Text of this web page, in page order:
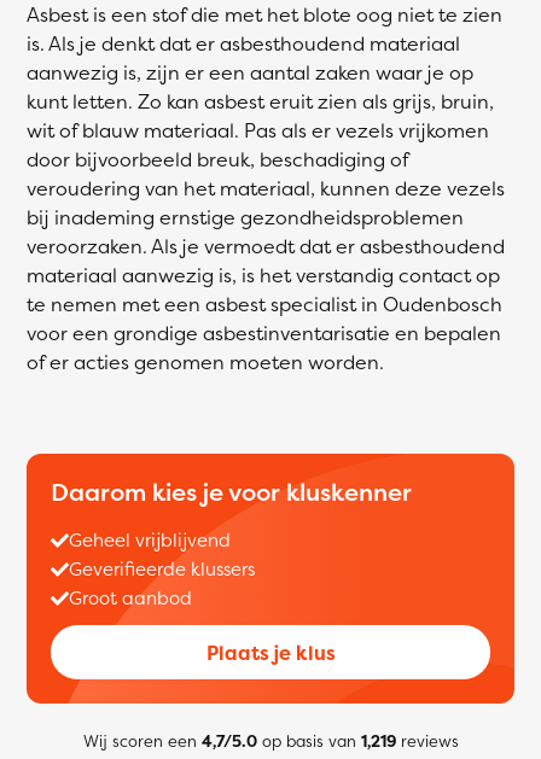
Asbest is een stof die met het blote oog niet te zien
is. Als je denkt dat er asbesthoudend materiaal
aanwezig is, zijn er een aantal zaken waar je op
kunt letten. Zo kan asbest eruit zien als grijs, bruin,
wit of blauw materiaal. Pas als er vezels vrijkomen
door bijvoorbeeld breuk, beschadiging of
veroudering van het materiaal, kunnen deze vezels
bij inademing ernstige gezondheidsproblemen
veroorzaken. Als je vermoedt dat er asbesthoudend
materiaal aanwezig is, is het verstandig contact op
te nemen met een asbest specialist in Oudenbosch
voor een grondige asbestinventarisatie en bepalen
of er acties genomen moeten worden.
Daarom kies je voor kluskenner
Geheel vrijblijvend
Geverifieerde klussers
Groot aanbod
Plaats je klus
Wij scoren een 4,7/5.0op basis van 1,219reviews